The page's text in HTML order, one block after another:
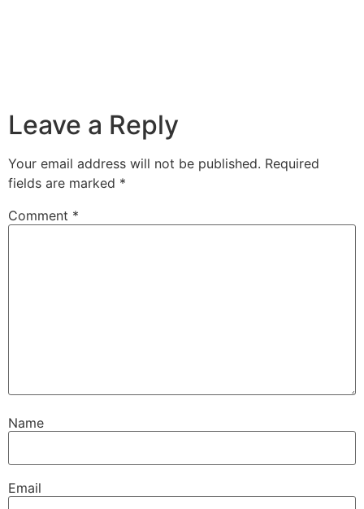
Leave a Reply
Your email address will not be published. Required
fields are marked *
Comment *
Name
Email